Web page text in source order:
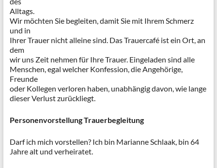
Alltags.
Wir möchten Sie begleiten, damit Sie mit Ihrem Schmerz
und in
Ihrer Trauer nicht alleine sind. Das Trauercafé ist ein Ort, an
dem
wir uns Zeit nehmen für Ihre Trauer. Eingeladen sind alle
Menschen, egal welcher Konfession, die Angehörige,
Freunde
oder Kollegen verloren haben, unabhängig davon, wie lange
dieser Verlust zurückliegt.
Personenvorstellung Trauerbegleitung
Darf ich mich vorstellen? Ich bin Marianne Schlaak, bin 64
Jahre alt und verheiratet.